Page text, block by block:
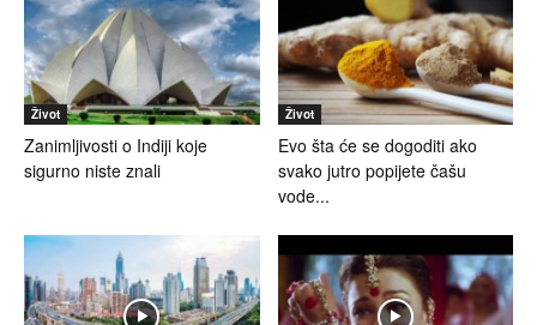
Život
Zanimljivosti o Indiji koje
sigurno niste znali
Život
Evo šta će se dogoditi ako
svako jutro popijete čašu
vode...